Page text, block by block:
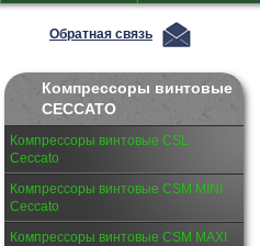
Обратная связь
Компрессоры винтовые
CECCATO
Компрессоры винтовые CSL
Ceccato
Компрессоры винтовые CSM MINI
Ceccato
Компрессоры винтовые CSM MAXI